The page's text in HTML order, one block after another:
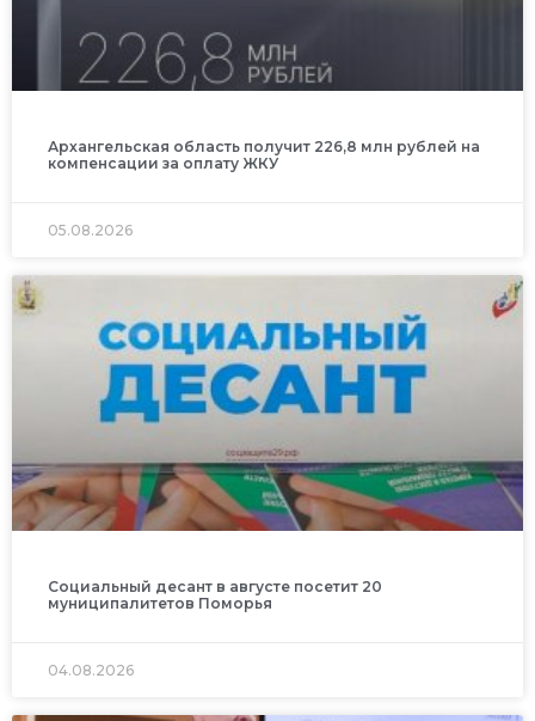
Архангельская область получит 226,8 млн рублей на
компенсации за оплату ЖКУ
05.08.2026
Социальный десант в августе посетит 20
муниципалитетов Поморья
04.08.2026